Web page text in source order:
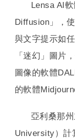
Lensa AI
Diffusion」，
與文字提示如
「迷幻」圖片
圖像的軟體
的軟體
亞利桑那
University）計